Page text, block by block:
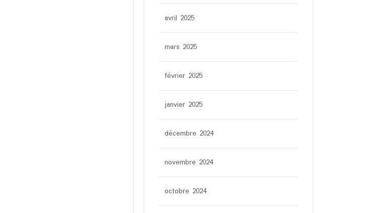
avril 2025
mars 2025
février 2025
janvier 2025
décembre 2024
novembre 2024
octobre 2024